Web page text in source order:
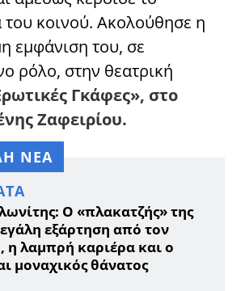
του κοινού. Ακολούθησε η
εμφάνιση του, σε
ρόλο, στην θεατρική
Γκάφες», στο
Ζαφειρίου.
ΝΕΑ
Ο «πλακατζής» της
εξάρτηση από τον
η λαμπρή καριέρα και ο
μοναχικός θάνατος